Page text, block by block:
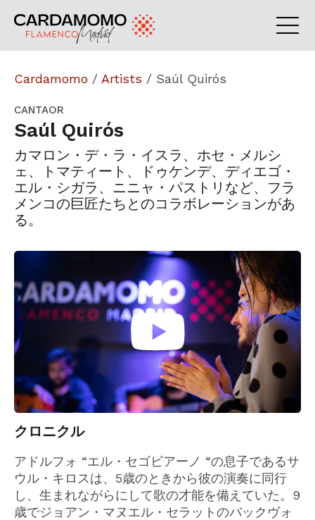
Cardamomo / Artists / Saúl Quirós
CANTAOR
Saúl Quirós
カマロン・デ・ラ・イスラ、ホセ・メルシ
ェ、トマティート、ドゥケンデ、ディエゴ・
エル・シガラ、ニニャ・パストリなど、フラ
メンコの巨匠たちとのコラボレーションがあ
る。
クロニクル
アドルフォ “エル・セゴビアーノ “の息子であるサ
ウル・キロスは、5歳のときから彼の演奏に同行
し、生まれながらにして歌の才能を備えていた。9
歳でジョアン・マヌエル・セラットのバックヴォ